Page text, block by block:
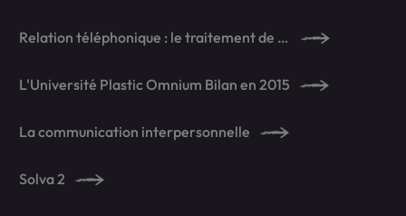
Relation téléphonique : le traitement de la demande
L'Université Plastic Omnium Bilan en 2015
La communication interpersonnelle
Solva 2